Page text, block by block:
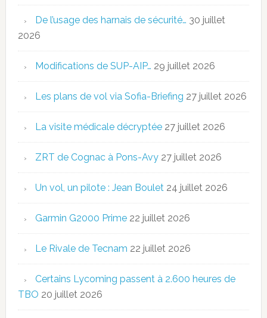
De l’usage des harnais de sécurité… 30 juillet
2026
Modifications de SUP-AIP… 29 juillet 2026
Les plans de vol via Sofia-Briefing 27 juillet 2026
La visite médicale décryptée 27 juillet 2026
ZRT de Cognac à Pons-Avy 27 juillet 2026
Un vol, un pilote : Jean Boulet 24 juillet 2026
Garmin G2000 Prime 22 juillet 2026
Le Rivale de Tecnam 22 juillet 2026
Certains Lycoming passent à 2.600 heures de
TBO 20 juillet 2026